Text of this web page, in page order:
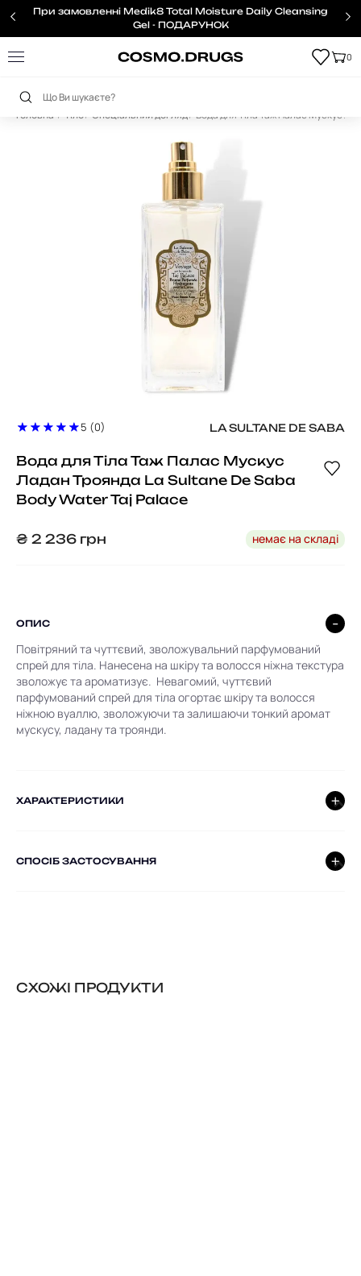
При замовленні Medik8 Total Moisture Daily Cleansing
Gel - ПОДАРУНОК
0
Головна Тіло Спеціальний догляд Вода для Тіла Таж Палас Мускус
5 (0) LA SULTANE DE SABA
Вода для Тіла Таж Палас Мускус
Ладан Троянда La Sultane De Saba
Body Water Taj Palace
₴ 2 236 грн немає на складі
ОПИС
Повітряний та чуттєвий, зволожувальний парфумований
спрей для тіла. Нанесена на шкіру та волосся ніжна текстура
зволожує та ароматизує. Невагомий, чуттєвий
парфумований спрей для тіла огортає шкіру та волосся
ніжною вуаллю, зволожуючи та залишаючи тонкий аромат
мускусу, ладану та троянди.
ХАРАКТЕРИСТИКИ
СПОСІБ ЗАСТОСУВАННЯ
CХОЖІ ПРОДУКТИ